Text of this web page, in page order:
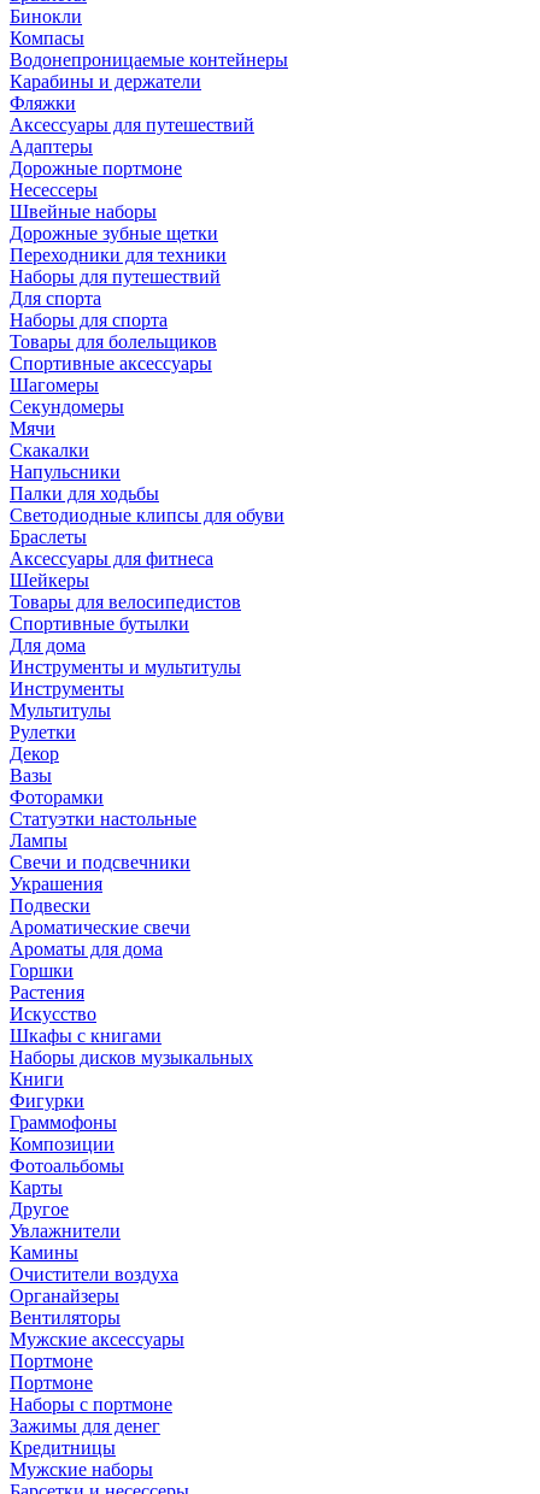
Бинокли
Компасы
Водонепроницаемые контейнеры
Карабины и держатели
Фляжки
Аксессуары для путешествий
Адаптеры
Дорожные портмоне
Несессеры
Швейные наборы
Дорожные зубные щетки
Переходники для техники
Наборы для путешествий
Для спорта
Наборы для спорта
Товары для болельщиков
Спортивные аксессуары
Шагомеры
Секундомеры
Мячи
Скакалки
Напульсники
Палки для ходьбы
Светодиодные клипсы для обуви
Браслеты
Аксессуары для фитнеса
Шейкеры
Товары для велосипедистов
Спортивные бутылки
Для дома
Инструменты и мультитулы
Инструменты
Мультитулы
Рулетки
Декор
Вазы
Фоторамки
Статуэтки настольные
Лампы
Свечи и подсвечники
Украшения
Подвески
Ароматические свечи
Ароматы для дома
Горшки
Растения
Искусство
Шкафы с книгами
Наборы дисков музыкальных
Книги
Фигурки
Граммофоны
Композиции
Фотоальбомы
Карты
Другое
Увлажнители
Камины
Очистители воздуха
Органайзеры
Вентиляторы
Мужские аксессуары
Портмоне
Портмоне
Наборы с портмоне
Зажимы для денег
Кредитницы
Мужские наборы